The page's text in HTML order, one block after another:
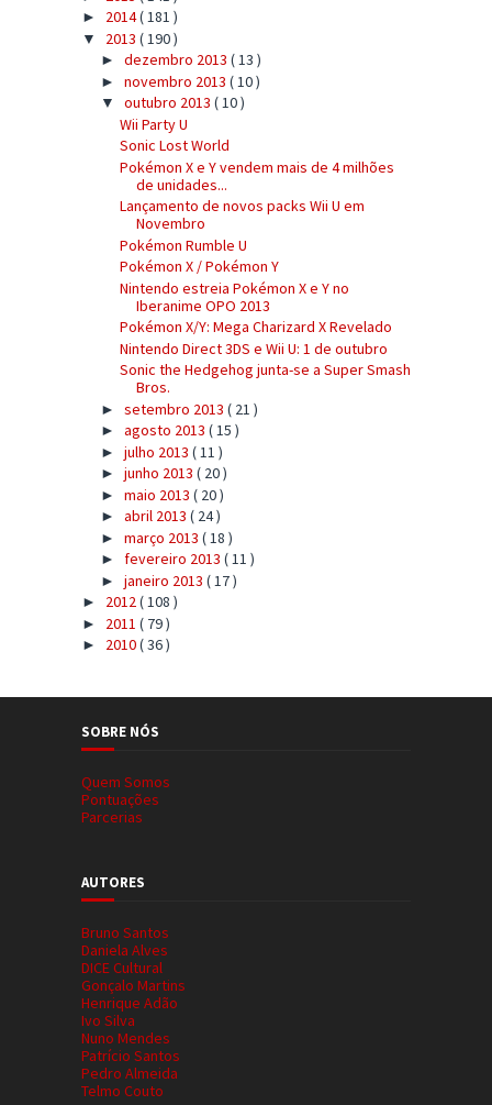
► 2014( 181 )
▼ 2013 ( 190 )
► dezembro 2013 ( 13 )
► novembro 2013 ( 10 )
▼ outubro 2013 ( 10 )
Wii Party U
Sonic Lost World
Pokémon X e Y vendem mais de 4 milhões
de unidades...
Lançamento de novos packs Wii U em
Novembro
Pokémon Rumble U
Pokémon X / Pokémon Y
Nintendo estreia Pokémon X e Y no
Iberanime OPO 2013
Pokémon X/Y: Mega Charizard X Revelado
Nintendo Direct 3DS e Wii U: 1 de outubro
Sonic the Hedgehog junta-se a Super Smash
Bros.
► setembro 2013 ( 21 )
► agosto 2013 ( 15 )
► julho 2013 ( 11 )
► junho 2013 ( 20 )
► maio 2013 ( 20 )
► abril 2013 ( 24 )
► março 2013 ( 18 )
► fevereiro 2013 ( 11 )
► janeiro 2013 ( 17 )
► 2012( 108 )
► 2011 ( 79 )
► 2010( 36 )
SOBRE NÓS
Quem Somos
Pontuações
Parcerias
AUTORES
Bruno Santos
Daniela Alves
DICE Cultural
Gonçalo Martins
Henrique Adão
Ivo Silva
Nuno Mendes
Patrício Santos
Pedro Almeida
Telmo Couto